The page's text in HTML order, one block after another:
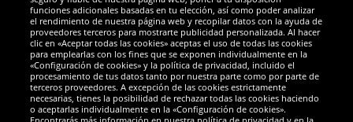
Galardones
funciones adicionales basadas en tu elección, así como poder analizar
el rendimiento de nuestra página web y recopilar datos con la ayuda de
proveedores terceros para mostrarte publicidad personalizada. Al hacer
clic en «Aceptar todas las cookies» aceptas el uso de todas las cookies
para emplearlas con los fines que se exponen individualmente en la
«Configuración de cookies» y la política de privacidad, incluido el
procesamiento de tus datos tanto por nuestra parte como por parte de
terceros proveedores. A excepción de las cookies estrictamente
necesarias, tienes la posibilidad de rechazar todas las cookies haciendo
o aceptarlas individualmente en la «Configuración de cookies».